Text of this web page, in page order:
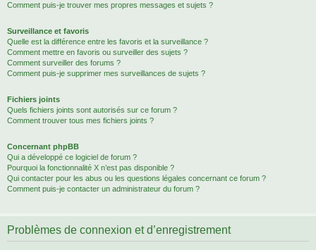
Comment puis-je trouver mes propres messages et sujets ?
Surveillance et favoris
Quelle est la différence entre les favoris et la surveillance ?
Comment mettre en favoris ou surveiller des sujets ?
Comment surveiller des forums ?
Comment puis-je supprimer mes surveillances de sujets ?
Fichiers joints
Quels fichiers joints sont autorisés sur ce forum ?
Comment trouver tous mes fichiers joints ?
Concernant phpBB
Qui a développé ce logiciel de forum ?
Pourquoi la fonctionnalité X n’est pas disponible ?
Qui contacter pour les abus ou les questions légales concernant ce forum ?
Comment puis-je contacter un administrateur du forum ?
Problèmes de connexion et d’enregistrement